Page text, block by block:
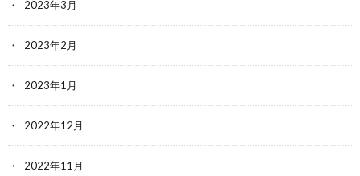
2023年3月
2023年2月
2023年1月
2022年12月
2022年11月